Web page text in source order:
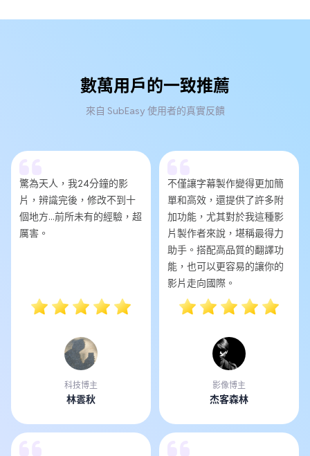
數萬用戶的一致推薦
來自 SubEasy 使用者的真實反饋
驚為天人，我24分鐘的影
片，辨識完後，修改不到十
個地方...前所未有的經驗，超
厲害。
科技博主
林雲秋
不僅讓字幕製作變得更加簡
單和高效，還提供了許多附
加功能，尤其對於我這種影
片製作者來說，堪稱最得力
助手。搭配高品質的翻譯功
能，也可以更容易的讓你的
影片走向國際。
影像博主
杰客森林